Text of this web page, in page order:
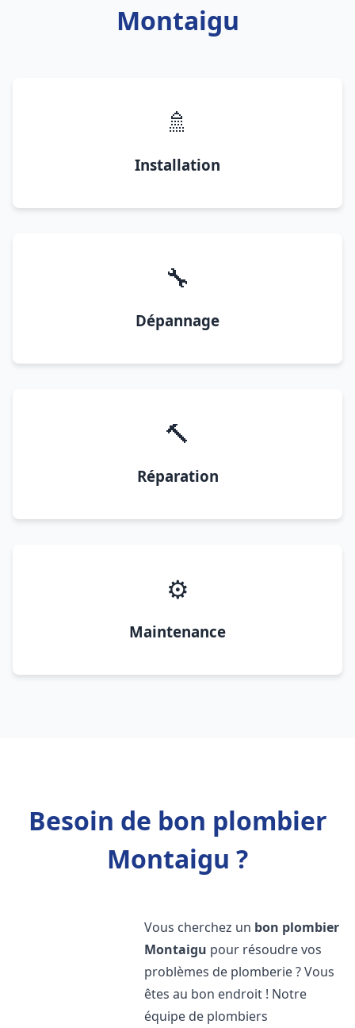
Montaigu
🚿
Installation
🔧
Dépannage
🔨
Réparation
⚙️
Maintenance
Besoin de bon plombier
Montaigu ?
Vous cherchez un bon plombier
Montaigu pour résoudre vos
problèmes de plomberie ? Vous
êtes au bon endroit ! Notre
équipe de plombiers